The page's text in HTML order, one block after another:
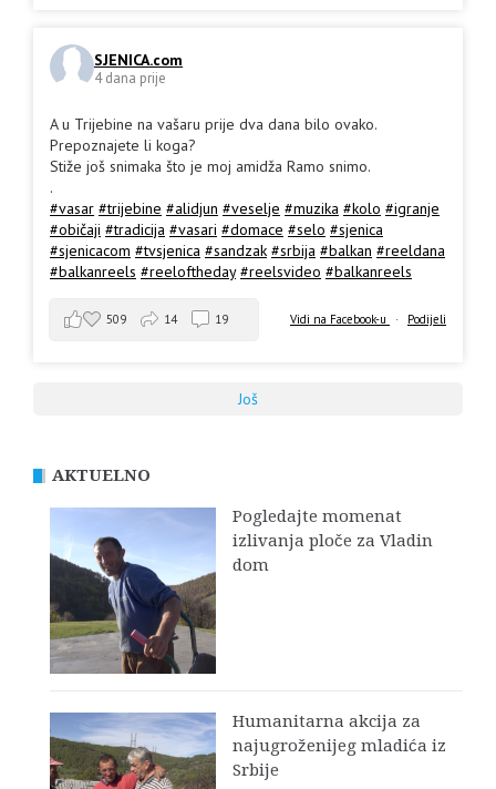
SJENICA.com
4 dana prije
A u Trijebine na vašaru prije dva dana bilo ovako.
Prepoznajete li koga?
Stiže još snimaka što je moj amidža Ramo snimo.
.
#vasar #trijebine #alidjun #veselje #muzika #kolo #igranje
#običaji #tradicija #vasari #domace #selo #sjenica
#sjenicacom #tvsjenica #sandzak #srbija #balkan #reeldana
#balkanreels #reeloftheday #reelsvideo #balkanreels
Vidi na Facebook-u · Podijeli
509 14 19
Još
AKTUELNO
Pogledajte momenat
izlivanja ploče za Vladin
dom
Humanitarna akcija za
najugroženijeg mladića iz
Srbije